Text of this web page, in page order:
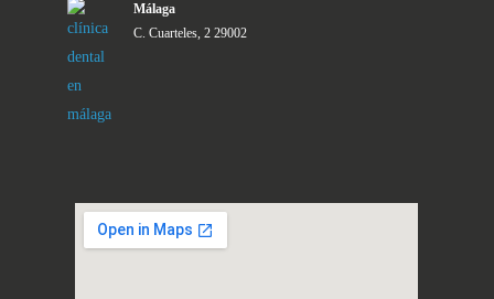
Málaga
C. Cuarteles, 2 29002